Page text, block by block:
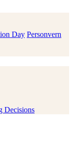
Day Personvern
Decisions